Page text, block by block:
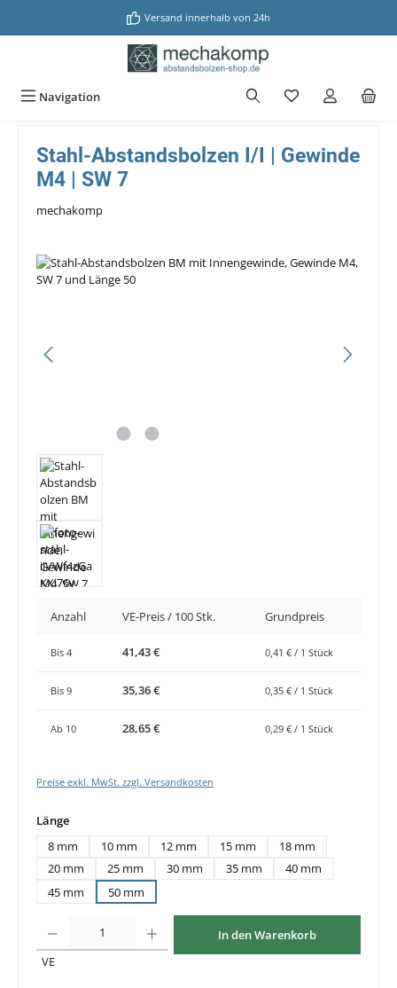
Versand innerhalb von 24h
Navigation
Stahl-Abstandsbolzen I/I | Gewinde
M4 | SW 7
mechakomp
Bildergalerie überspringen
Anzahl VE-Preis / 100 Stk. Grundpreis
Bis 4 41,43 € 0,41 € / 1 Stück
Bis 9 35,36 € 0,35 € / 1 Stück
Ab 10 28,65 € 0,29 € / 1 Stück
Preise exkl. MwSt. zzgl. Versandkosten
Längeauswählen
8 mm
10 mm 12 mm 15 mm
18 mm
20 mm
25 mm 30 mm 35 mm
40 mm
45 mm
50 mm
VE
In den Warenkorb